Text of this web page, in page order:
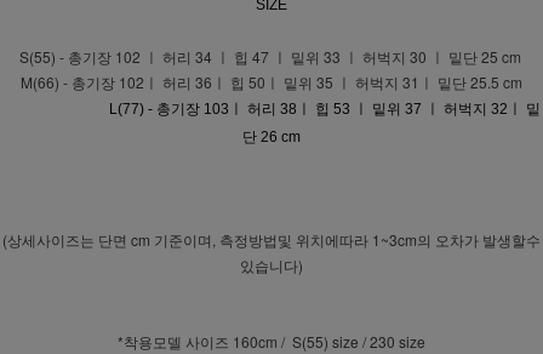
SIZE
S(55) - 총기장 102 ㅣ 허리 34 ㅣ 힙 47 ㅣ 밑위 33 ㅣ 허벅지 30 ㅣ 밑단 25 cm
M(66) - 총기장 102ㅣ 허리 36ㅣ 힙 50ㅣ 밑위 35 ㅣ 허벅지 31ㅣ 밑단 25.5 cm
L(77) - 총기장 103ㅣ 허리 38ㅣ 힙 53 ㅣ 밑위 37 ㅣ 허벅지 32ㅣ 밑
단 26 cm
(상세사이즈는 단면 cm 기준이며, 측정방법및 위치에따라 1~3cm의 오차가 발생할수
있습니다)
*착용모델 사이즈 160cm / S(55) size / 230 size